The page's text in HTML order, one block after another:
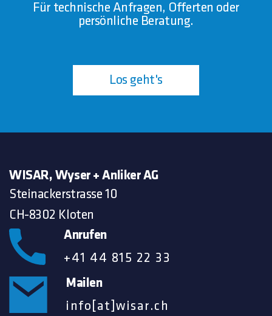
Für technische Anfragen, Offerten oder
persönliche Beratung.
Los geht's
WISAR, Wyser + Anliker AG
Steinackerstrasse 10
CH-8302 Kloten
Anrufen
+41 44 815 22 33
Mailen
info[at]wisar.ch